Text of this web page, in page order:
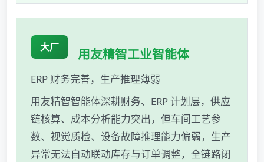
大厂 用友精智工业智能体
ERP 财务完善，生产推理薄弱
用友精智智能体深耕财务、ERP 计划层，供应
链核算、成本分析能力突出，但车间工艺参
数、视觉质检、设备故障推理能力偏弱，生产
异常无法自动联动库存与订单调整，全链路闭